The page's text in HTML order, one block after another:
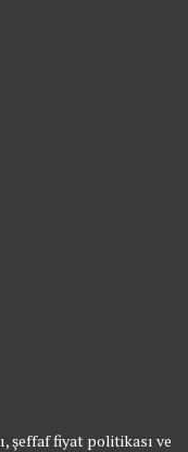
şeffaf fiyat politikası ve